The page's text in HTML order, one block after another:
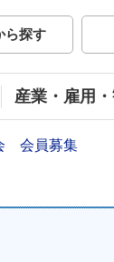
ら探す
産業・雇用
会員募集